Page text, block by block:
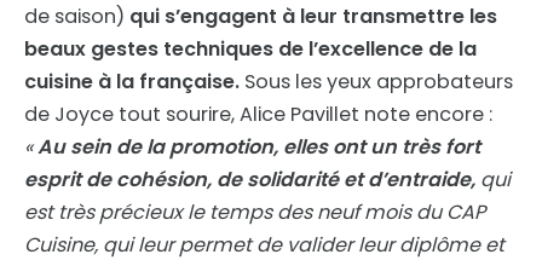
de saison) qui s’engagent à leur transmettre les
beaux gestes techniques de l’excellence de la
cuisine à la française. Sous les yeux approbateurs
de Joyce tout sourire, Alice Pavillet note encore :
«Au sein de la promotion, elles ont un très fort
esprit de cohésion, de solidarité et d’entraide, qui
est très précieux le temps des neuf mois du CAP
Cuisine, qui leur permet de valider leur diplôme et